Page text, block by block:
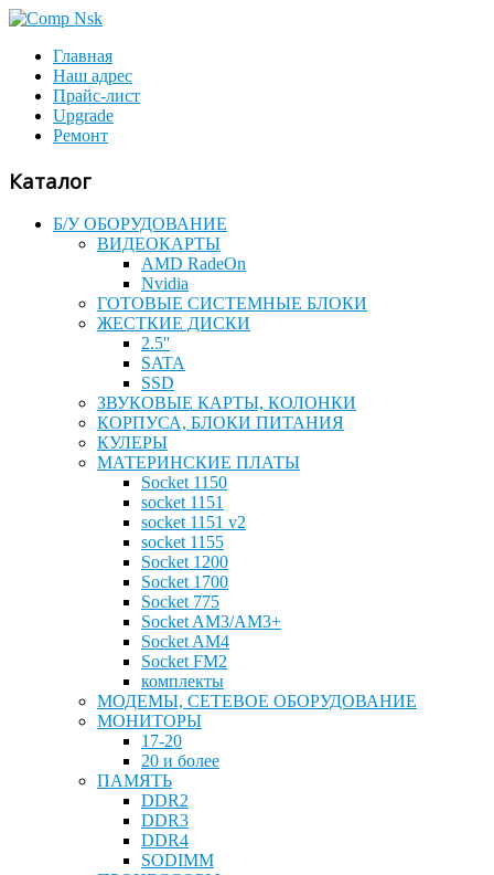
Главная
Наш адрес
Прайс-лист
Upgrade
Ремонт
Каталог
Б/У ОБОРУДОВАНИЕ
ВИДЕОКАРТЫ
AMD RadeOn
Nvidia
ГОТОВЫЕ СИСТЕМНЫЕ БЛОКИ
ЖЕСТКИЕ ДИСКИ
2.5''
SATA
SSD
ЗВУКОВЫЕ КАРТЫ, КОЛОНКИ
КОРПУСА, БЛОКИ ПИТАНИЯ
КУЛЕРЫ
МАТЕРИНСКИЕ ПЛАТЫ
Socket 1150
socket 1151
socket 1151 v2
socket 1155
Socket 1200
Socket 1700
Socket 775
Socket AM3/AM3+
Socket AM4
Socket FM2
комплекты
МОДЕМЫ, СЕТЕВОЕ ОБОРУДОВАНИЕ
МОНИТОРЫ
17-20
20 и более
ПАМЯТЬ
DDR2
DDR3
DDR4
SODIMM